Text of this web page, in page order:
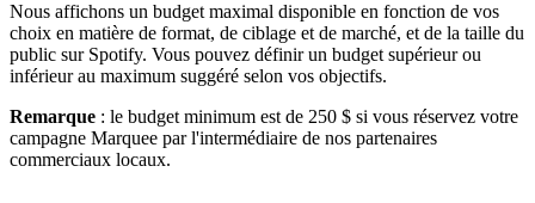
Nous affichons un budget maximal disponible en fonction de vos
choix en matière de format, de ciblage et de marché, et de la taille du
public sur Spotify. Vous pouvez définir un budget supérieur ou
inférieur au maximum suggéré selon vos objectifs.
Remarque : le budget minimum est de 250 $ si vous réservez votre
campagne Marquee par l'intermédiaire de nos partenaires
commerciaux locaux.